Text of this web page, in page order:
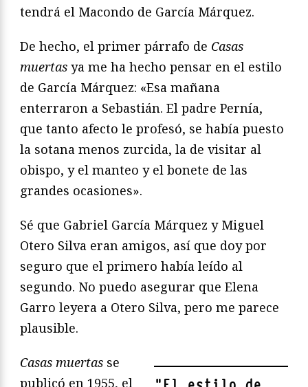
tendrá el Macondo de García Márquez.
De hecho, el primer párrafo de Casas
muertas ya me ha hecho pensar en el estilo
de García Márquez: «Esa mañana
enterraron a Sebastián. El padre Pernía,
que tanto afecto le profesó, se había puesto
la sotana menos zurcida, la de visitar al
obispo, y el manteo y el bonete de las
grandes ocasiones».
Sé que Gabriel García Márquez y Miguel
Otero Silva eran amigos, así que doy por
seguro que el primero había leído al
segundo. No puedo asegurar que Elena
Garro leyera a Otero Silva, pero me parece
plausible.
Casas muertas se
publicó en 1955, el